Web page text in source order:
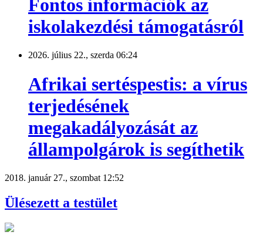
Fontos információk az
iskolakezdési támogatásról
2026. július 22., szerda 06:24
Afrikai sertéspestis: a vírus
terjedésének
megakadályozását az
állampolgárok is segíthetik
2018. január 27., szombat 12:52
Ülésezett a testület